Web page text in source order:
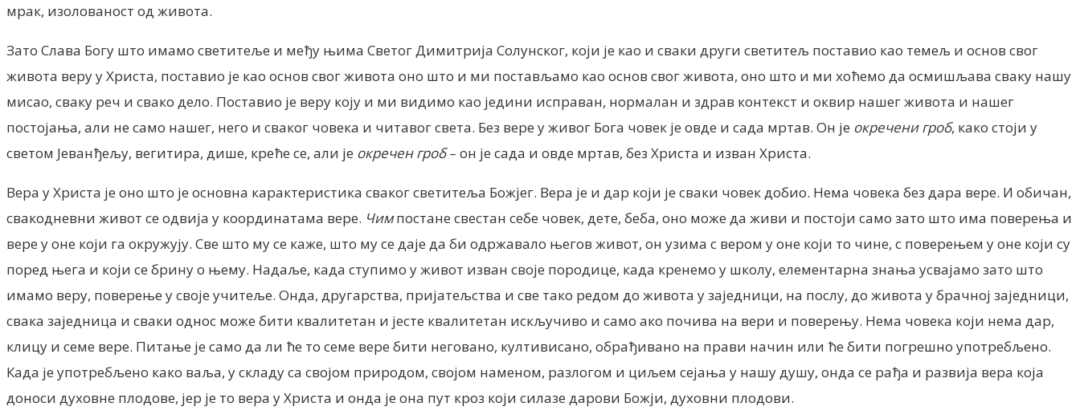
мрак, изолованост од живота.
Зато Слава Богу што имамо светитеље и међу њима Светог Димитрија Солунског, који је као и сваки други светитељ поставио као темељ и основ свог
живота веру у Христа, поставио је као основ свог живота оно што и ми постављамо као основ свог живота, оно што и ми хоћемо да осмишљава сваку нашу
мисао, сваку реч и свако дело. Поставио је веру коју и ми видимо као једини исправан, нормалан и здрав контекст и оквир нашег живота и нашег
постојања, али не само нашег, него и сваког човека и читавог света. Без вере у живог Бога човек је овде и сада мртав. Он је окречени гроб, како стоји у
светом Јеванђељу, вегитира, дише, креће се, али је окречен гроб– он је сада и овде мртав, без Христа и изван Христа.
Вера у Христа је оно што је основна карактеристика сваког светитеља Божјег. Вера је и дар који је сваки човек добио. Нема човека без дара вере. И обичан,
свакодневни живот се одвија у координатама вере. Чимпостане свестан себе човек, дете, беба, оно може да живи и постоји само зато што има поверења и
вере у оне који га окружују. Све што му се каже, што му се даје да би одржавало његов живот, он узима с вером у оне који то чине, с поверењем у оне који су
поред њега и који се брину о њему. Надаље, када ступимо у живот изван своје породице, када кренемо у школу, елементарна знања усвајамо зато што
имамо веру, поверење у своје учитеље. Онда, другарства, пријатељства и све тако редом до живота у заједници, на послу, до живота у брачној заједници,
свака заједница и сваки однос може бити квалитетан и јесте квалитетан искључиво и само ако почива на вери и поверењу. Нема човека који нема дар,
клицу и семе вере. Питање је само да ли ће то семе вере бити неговано, култивисано, обрађивано на прави начин или ће бити погрешно употребљено.
Када је употребљено како ваља, у складу са својом природом, својом наменом, разлогом и циљем сејања у нашу душу, онда се рађа и развија вера која
доноси духовне плодове, јер је то вера у Христа и онда је она пут кроз који силазе дарови Божји, духовни плодови.